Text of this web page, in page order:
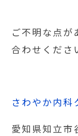
ご不明な点が
合わせくださ
さわやか内科
愛知県知立